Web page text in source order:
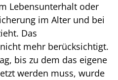
Lebensunterhalt oder
im Alter und bei
Das
mehr berücksichtigt.
bis zu dem das eigene
werden muss, wurde